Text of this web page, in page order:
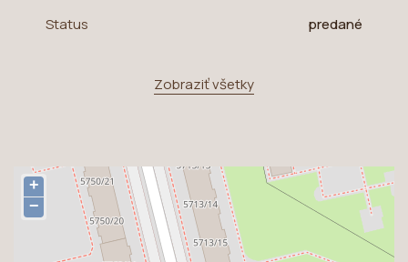
Status predané
Zobraziť všetky
+
−